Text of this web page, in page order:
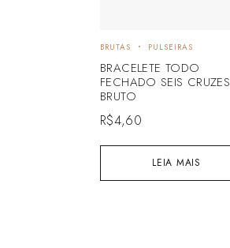
LEIA MAIS
BRUTAS PULSEIRAS
BRACELETE TODO
FECHADO SEIS CRUZES
BRUTO
R$4,60